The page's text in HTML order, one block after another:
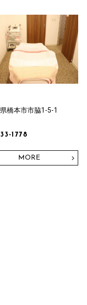
橋本市市脇1-5-1
1778
MORE